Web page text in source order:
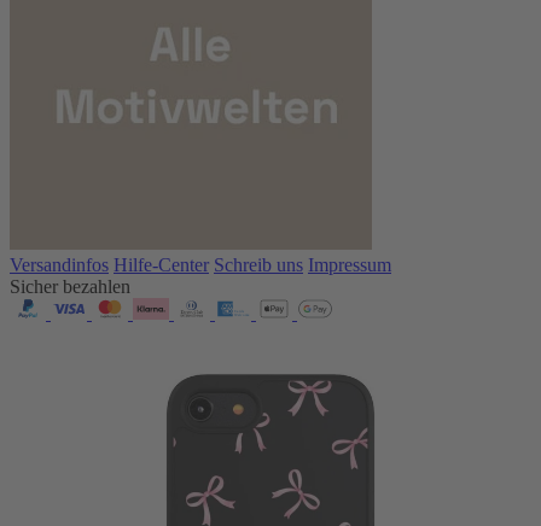
Versandinfos Hilfe-Center Schreib uns Impressum
Sicher bezahlen